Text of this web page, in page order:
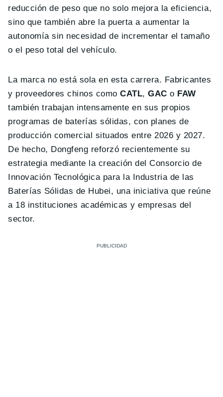
reducción de peso que no solo mejora la eficiencia,
sino que también abre la puerta a aumentar la
autonomía sin necesidad de incrementar el tamaño
o el peso total del vehículo.
La marca no está sola en esta carrera. Fabricantes
y proveedores chinos comoCATL,GAC o FAW
también trabajan intensamente en sus propios
programas de baterías sólidas, con planes de
producción comercial situados entre 2026 y 2027.
De hecho, Dongfeng reforzó recientemente su
estrategia mediante la creación del Consorcio de
Innovación Tecnológica para la Industria de las
Baterías Sólidas de Hubei, una iniciativa que reúne
a 18 instituciones académicas y empresas del
sector.